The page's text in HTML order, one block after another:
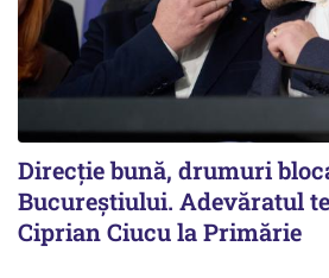
Direcție bună, drumuri
Bucureștiului. Adevăratul
Ciprian Ciucu la Primărie